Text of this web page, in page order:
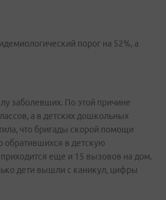
порог на 52%, а
заболевших. По этой причине
а в детских дошкольных
что бригады скорой помощи
обратившихся в детскую
еще и 15 вызовов на дом.
дети вышли с каникул, цифры